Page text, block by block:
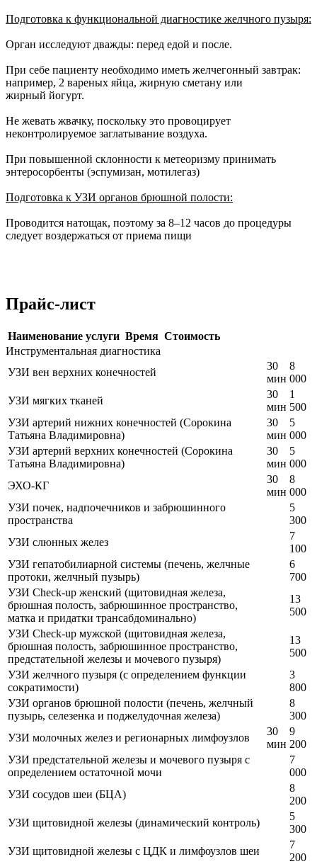
Подготовка к функциональной диагностике желчного пузыря:
Орган исследуют дважды: перед едой и после.
При себе пациенту необходимо иметь желчегонный завтрак:
например, 2 вареных яйца, жирную сметану или
жирный йогурт.
Не жевать жвачку, поскольку это провоцирует
неконтролируемое заглатывание воздуха.
При повышенной склонности к метеоризму принимать
энтеросорбенты (эспумизан, мотилегаз)
Подготовка к УЗИ органов брюшной полости:
Проводится натощак, поэтому за 8–12 часов до процедуры
следует воздержаться от приема пищи
Прайс-лист
Наименование услуги Время Стоимость
Инструментальная диагностика
УЗИ вен верхних конечностей
30
мин
8
000
УЗИ мягких тканей
30
мин
1
500
УЗИ артерий нижних конечностей (Сорокина
Татьяна Владимировна)
30
мин
5
000
УЗИ артерий верхних конечностей (Сорокина
Татьяна Владимировна)
30
мин
5
000
ЭХО-КГ
30
мин
8
000
УЗИ почек, надпочечников и забрюшинного
пространства
5
300
УЗИ слюнных желез
7
100
УЗИ гепатобилиарной системы (печень, желчные
протоки, желчный пузырь)
6
700
УЗИ Check-up женский (щитовидная железа,
брюшная полость, забрюшинное пространство,
матка и придатки трансабдоминально)
13
500
УЗИ Check-up мужской (щитовидная железа,
брюшная полость, забрюшинное пространство,
предстательной железы и мочевого пузыря)
13
500
УЗИ желчного пузыря (с определением функции
сократимости)
3
800
УЗИ органов брюшной полости (печень, желчный
пузырь, селезенка и поджелудочная железа)
8
300
УЗИ молочных желез и регионарных лимфоузлов
30
мин
9
200
УЗИ предстательной железы и мочевого пузыря с
определением остаточной мочи
7
000
УЗИ сосудов шеи (БЦА)
8
200
УЗИ щитовидной железы (динамический контроль)
5
300
УЗИ щитовидной железы с ЦДК и лимфоузлов шеи
7
200